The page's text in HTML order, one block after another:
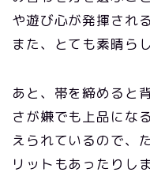
や遊び心が発揮され
また、とても素晴ら
あと、帯を締めると
さが嫌でも上品にな
えられているので、
リットもあったりしま